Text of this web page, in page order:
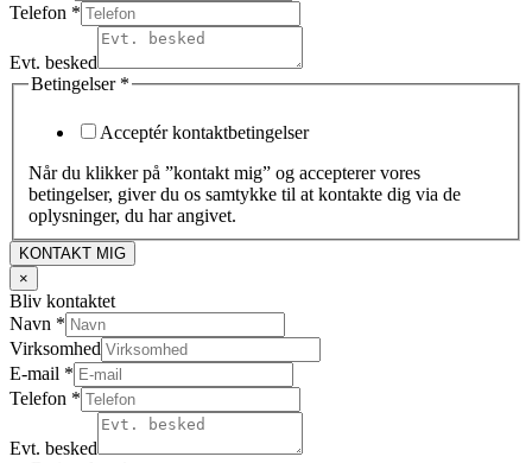
Telefon *
Evt. besked
Betingelser *
Acceptér kontaktbetingelser
Når du klikker på ”kontakt mig” og accepterer vores
betingelser, giver du os samtykke til at kontakte dig via de
oplysninger, du har angivet.
KONTAKT MIG
×
Bliv kontaktet
Navn *
Virksomhed
E-mail *
Telefon *
Evt. besked